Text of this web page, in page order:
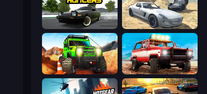
Drift Hunters Derby Crash 2
Offroad Life 3D Offroad Masters Challenge